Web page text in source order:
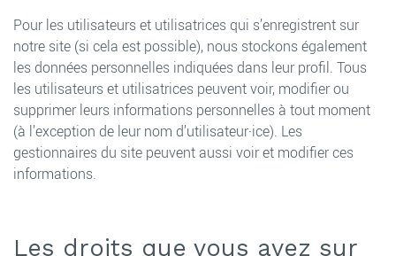
Pour les utilisateurs et utilisatrices qui s’enregistrent sur
notre site (si cela est possible), nous stockons également
les données personnelles indiquées dans leur profil. Tous
les utilisateurs et utilisatrices peuvent voir, modifier ou
supprimer leurs informations personnelles à tout moment
(à l’exception de leur nom d’utilisateur·ice). Les
gestionnaires du site peuvent aussi voir et modifier ces
informations.
Les droits que vous avez sur